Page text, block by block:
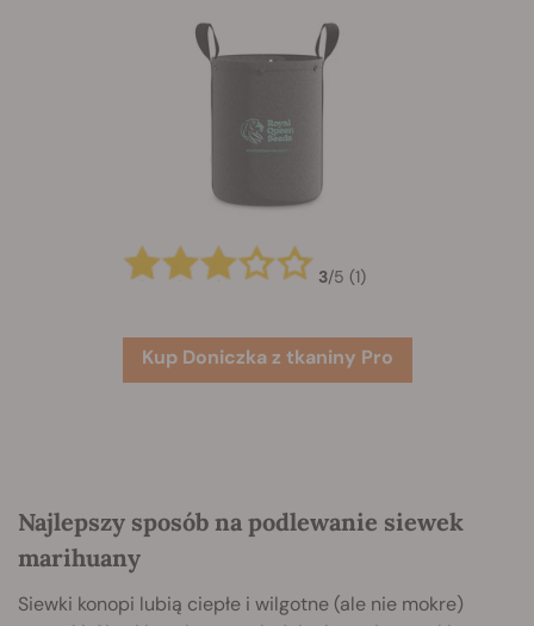
3/5 (1)
Kup Doniczka z tkaniny Pro
Najlepszy sposób na podlewanie siewek
marihuany
Siewki konopi lubią ciepłe i wilgotne (ale nie mokre)